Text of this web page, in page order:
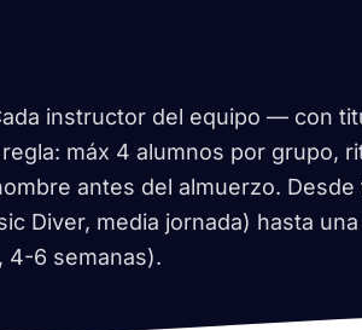
instructor del equipo — con
máx 4 alumnos por grupo,
antes del almuerzo. Desde
Diver, media jornada) hasta
4-6 semanas).